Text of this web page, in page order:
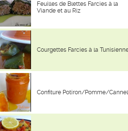
Feuilles de Blettes Farcies à la
Viande et au Riz
Courgettes Farcies à la
Confiture Potiron/Pomme/